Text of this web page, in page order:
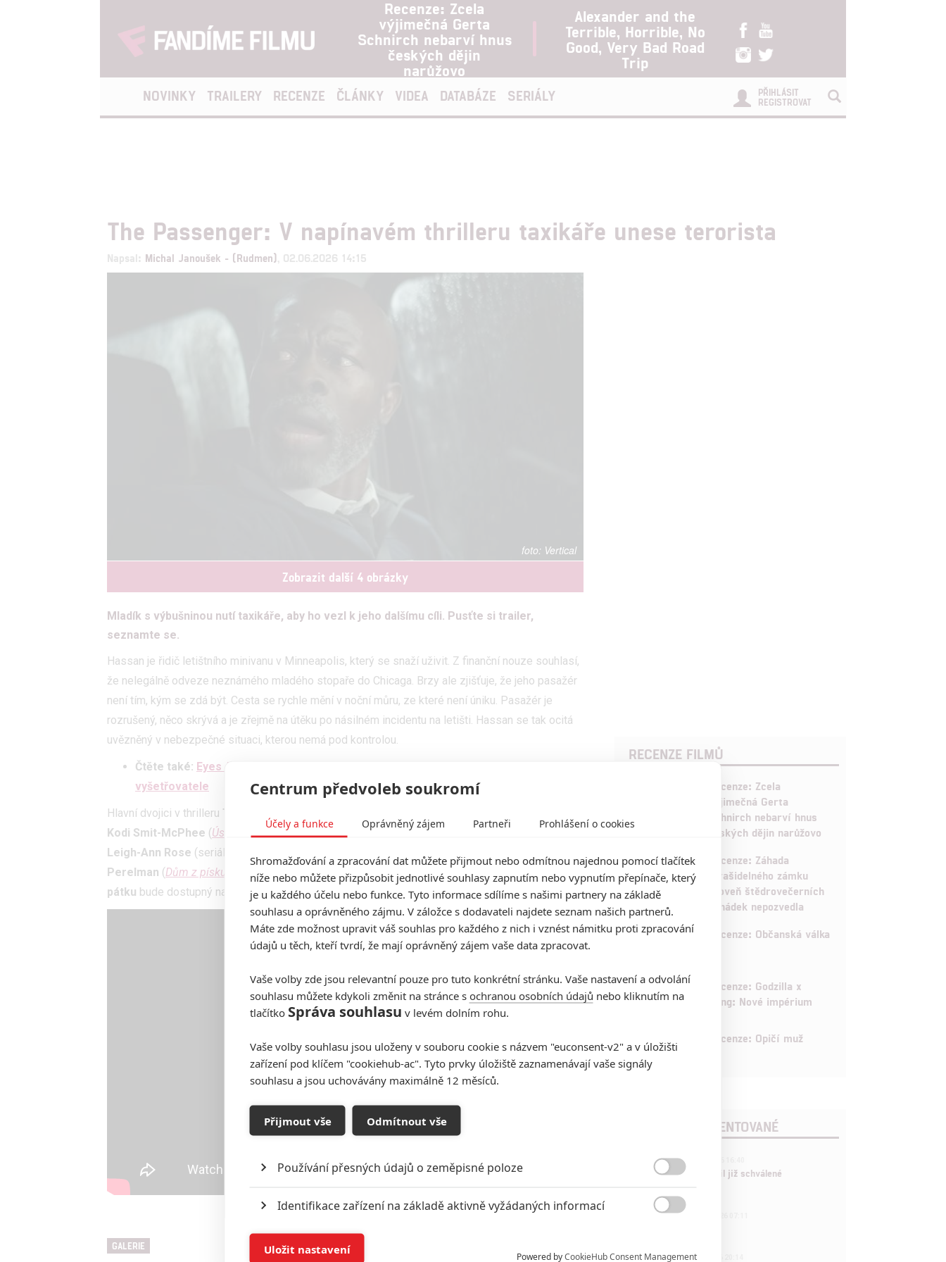
Recenze: Zcela
výjimečná Gerta
Schnirch nebarví hnus
českých dějin
narůžovo
Alexander and the
Terrible, Horrible, No
Good, Very Bad Road
Trip
NOVINKY TRAILERY RECENZE ČLÁNKY VIDEA DATABÁZE SERIÁLY
PŘIHLÁSIT
REGISTROVAT
The Passenger: V napínavém thrilleru taxikáře unese terorista
Napsal: Michal Janoušek - (Rudmen) , 02.06.2026 14:15
Vertical
Zobrazit další 4 obrázky
Mladík s výbušninou nutí taxikáře, aby ho vezl k jeho dalšímu cíli. Pusťte si trailer,
seznamte se.
Hassan je řidič letištního minivanu v Minneapolis, který se snaží uživit. Z finanční nouze souhlasí,
že nelegálně odveze neznámého mladého stopaře do Chicaga. Brzy ale zjišťuje, že jeho pasažér
není tím, kým se zdá být. Cesta se rychle mění v noční můru, ze které není úniku. Pasažér je
rozrušený, něco skrývá a je zřejmě na útěku po násilném incidentu na letišti. Hassan se tak ocitá
uvězněný v nebezpečné situaci, kterou nemá pod kontrolou.
Čtěte také: Eyes Along the Valley: Sériový vrah Stephen Lang loví své vlastní
vyšetřovatele
Hlavní dvojici v thrilleru The Passenger
Kodi Smit-McPhee (Úsvit planety opic,X-Men: Apokalypsa X-Men: Dark Phoenix
Leigh-Ann Rose (seriál
Perelman (Dům z písku a mlhy, Perské lekce) podle scénáře Bennetta Fishera S.E.R.P. ) a
pátku bude dostupný na VOD.
Podklady a foto: Vertical
GALERIE
RECENZE FILMŮ
Recenze: Zcela
výjimečná Gerta
Schnirch nebarví hnus
českých dějin narůžovo
5
Recenze: Záhada
strašidelného zámku
úroveň štědrovečerních
pohádek nepozvedla
8 Recenze: Občanská válka
6
Recenze: Godzilla x
Kong: Nové impérium
8 Recenze: Opičí muž
POSLEDNÍ KOMENTOVANÉ
ČLÁNEK | 01.08.2026 16:40
Marvel nečekaně zrušil již schválené
433FILM | 01.08.2026 07:11
1ČLÁNEK | 30.07.2026 20:14
Centrum předvoleb soukromí
Účely a funkce Oprávněný zájem Partneři Prohlášení o cookies
Shromažďování a zpracování dat můžete přijmout nebo odmítnou najednou pomocí tlačítek
níže nebo můžete přizpůsobit jednotlivé souhlasy zapnutím nebo vypnutím přepínače, který
je u každého účelu nebo funkce. Tyto informace sdílíme s našimi partnery na základě
souhlasu a oprávněného zájmu. V záložce s dodavateli najdete seznam našich partnerů.
Máte zde možnost upravit váš souhlas pro každého z nich i vznést námitku proti zpracování
údajů u těch, kteří tvrdí, že mají oprávněný zájem vaše data zpracovat.
Vaše volby zde jsou relevantní pouze pro tuto konkrétní stránku. Vaše nastavení a odvolání
souhlasu můžete kdykoli změnit na stránce s ochranou osobních údajů nebo kliknutím na
tlačítko Správa souhlasu v levém dolním rohu.
Vaše volby souhlasu jsou uloženy v souboru cookie s názvem "euconsent-v2" a v úložišti
zařízení pod klíčem "cookiehub-ac". Tyto prvky úložiště zaznamenávají vaše signály
souhlasu a jsou uchovávány maximálně 12 měsíců.
Přijmout vše Odmítnout vše
Používání přesných údajů o zeměpisné poloze
Identifikace zařízení na základě aktivně vyžádaných informací
Ukládání a/nebo přístup k informacím v zařízení

Powered byCookieHub Consent Management
Uložit nastavení